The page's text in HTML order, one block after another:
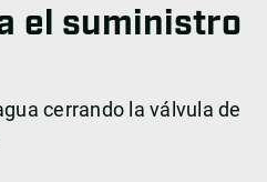
el suministro
cerrando la válvula de